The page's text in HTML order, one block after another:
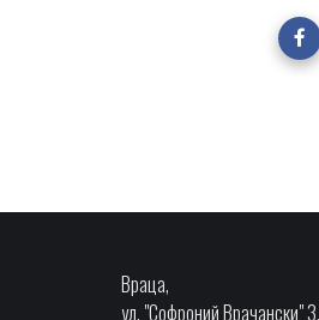
Враца,
ул. "Софроний Врачански" 3,